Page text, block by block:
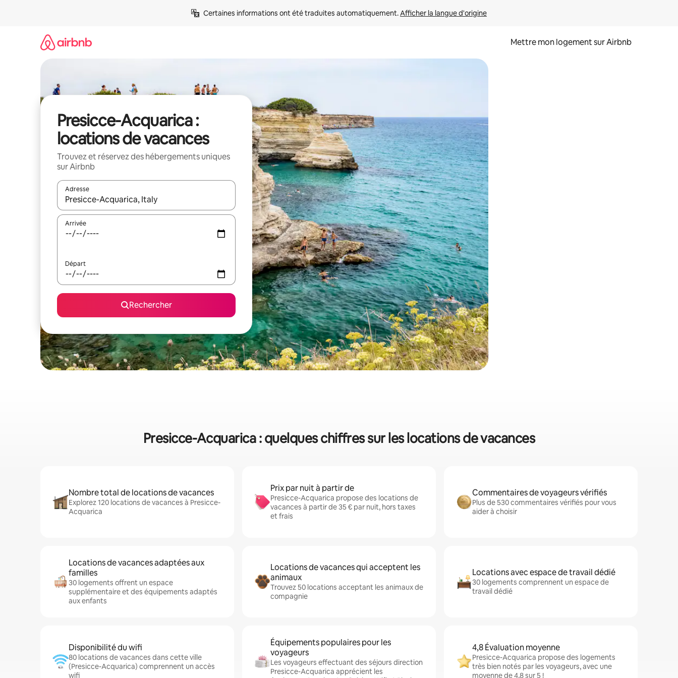
Certaines informations ont été traduites automatiquement. Afficher la langue d'origine
Mettre mon logement sur Airbnb
Presicce-Acquarica :
locations de vacances
Trouvez et réservez des hébergements uniques
sur Airbnb
Adresse
Lorsque les résultats s'affichent, utilisez les flèches vers le haut et vers le bas pour les parcourir ou en appuyant et en faisant glisser.
Arrivée
Départ
Rechercher
Presicce-Acquarica : quelques chiffres sur les locations de vacances
Nombre total de locations de vacances
Explorez 120 locations de vacances à Presicce-
Acquarica
Prix par nuit à partir de
Presicce-Acquarica propose des locations de
vacances à partir de 35 € par nuit, hors taxes
et frais
Commentaires de voyageurs vérifiés
Plus de 530 commentaires vérifiés pour vous
aider à choisir
Locations de vacances adaptées aux
familles
30 logements offrent un espace
supplémentaire et des équipements adaptés
aux enfants
Locations de vacances qui acceptent les
animaux
Trouvez 50 locations acceptant les animaux de
compagnie
Locations avec espace de travail dédié
30 logements comprennent un espace de
travail dédié
Disponibilité du wifi
80 locations de vacances dans cette ville
(Presicce-Acquarica) comprennent un accès
wifi
Équipements populaires pour les
voyageurs
Les voyageurs effectuant des séjours direction
Presicce-Acquarica apprécient les
4,8 Évaluation moyenne
Presicce-Acquarica propose des logements
très bien notés par les voyageurs, avec une
moyenne de 4,8 sur 5 !